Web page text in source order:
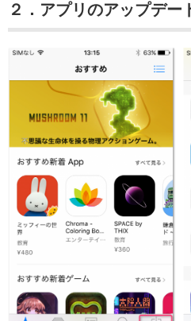
２．アプリのアップデー